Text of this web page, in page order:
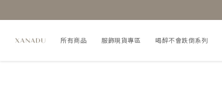
所有商品 服飾現貨專區 喝醉不會跌倒系列